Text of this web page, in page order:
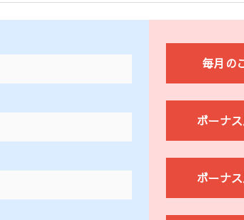
毎月の
ボーナ
ボーナ